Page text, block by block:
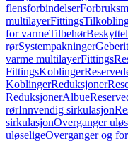
flensforbindelser
multilayerFittings
for varmeTilbehør
rørSystempakninger
varme multilayerFittings
FittingsKoblinger
KoblingerReduksjoner
ReduksjonerAlbue
rørInnvendig sirkulasjon
sirkulasjonOverganger
uløseligeOverganger og